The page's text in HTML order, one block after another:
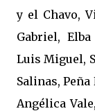
y el Chavo,
Gabriel,
Luis Miguel,
Salinas,
Angélica